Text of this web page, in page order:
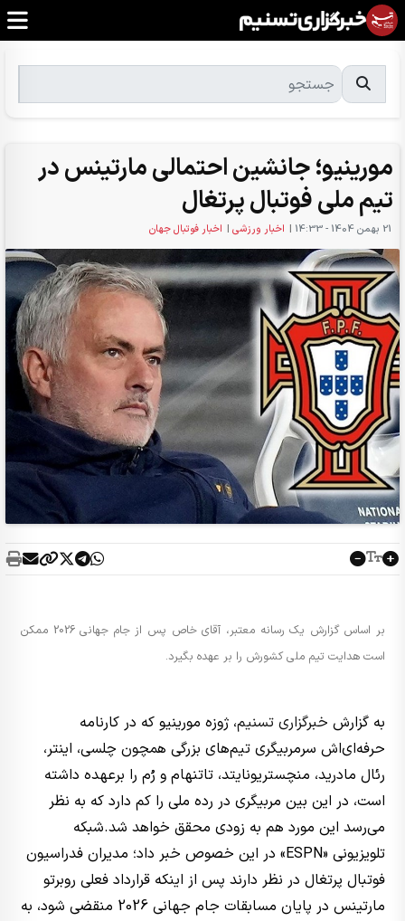
مورینیو؛ جانشین احتمالی مارتینس در
تیم ملی فوتبال پرتغال
21 بهمن 1404 - 14:33 | اخبار ورزشی | اخبار فوتبال جهان
بر اساس گزارش یک رسانه معتبر، آقای خاص پس از جام جهانی 2026 ممکن
است هدایت تیم ملی کشورش را بر عهده بگیرد.
به گزارش خبرگزاری تسنیم، ژوزه مورینیو که در کارنامه
حرفه‌ای‌اش سرمربیگری تیم‌های بزرگی همچون چلسی، اینتر،
رئال مادرید، منچستریونایتد، تاتنهام و رُم را برعهده داشته
است، در این بین مربیگری در رده ملی را کم دارد که به نظر
می‌رسد این مورد هم به زودی محقق خواهد شد.شبکه
تلویزیونی «ESPN» در این خصوص خبر داد؛ مدیران فدراسیون
فوتبال پرتغال در نظر دارند پس از اینکه قرارداد فعلی‌ روبرتو
مارتینس در پایان مسابقات جام جهانی 2026 منقضی شود، به